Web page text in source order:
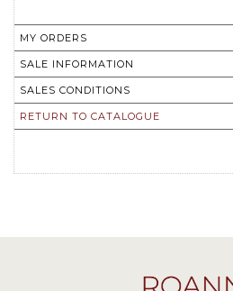
MY ORDERS
SALE INFORMATION
SALES CONDITIONS
RETURN TO CATALOGUE